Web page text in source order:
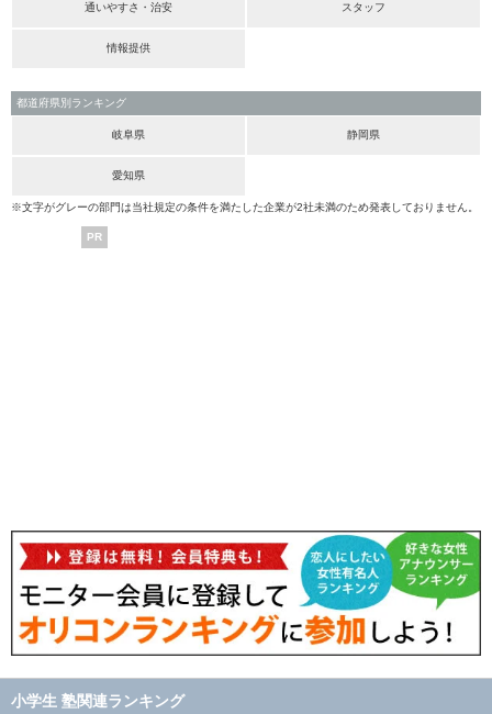
通いやすさ・治安 スタッフ
情報提供
都道府県別ランキング
岐阜県 静岡県
愛知県
※文字がグレーの部門は当社規定の条件を満たした企業が2社未満のため発表しておりません。
PR
小学生 塾関連ランキング